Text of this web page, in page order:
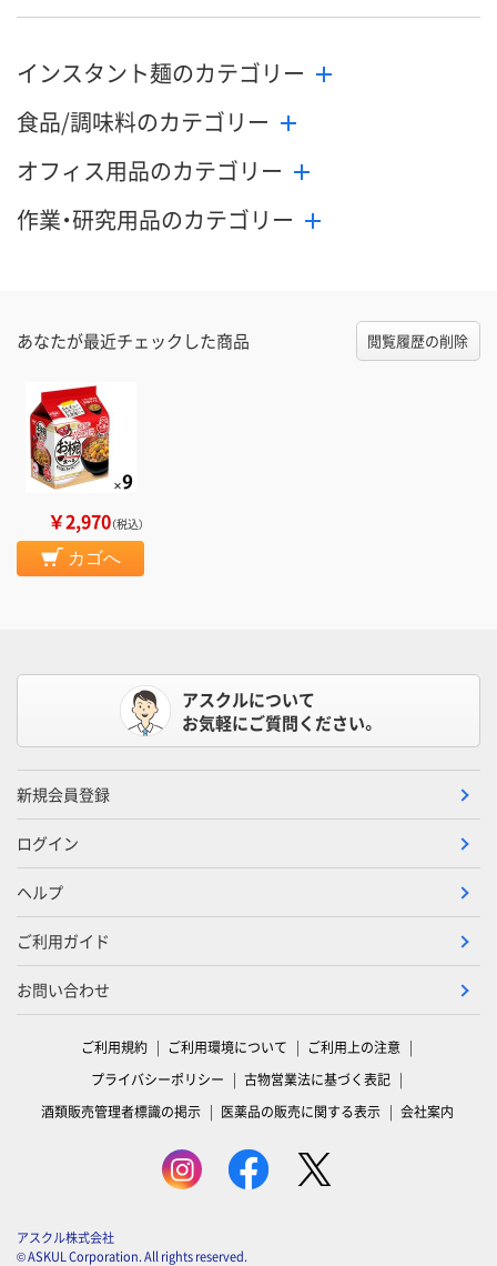
インスタント麺のカテゴリー
食品/調味料のカテゴリー
オフィス用品のカテゴリー
作業・研究用品のカテゴリー
あなたが最近チェックした商品 閲覧履歴の削除
￥2,970（税込）
カゴへ
アスクルについて
お気軽にご質問ください。
新規会員登録
ログイン
ヘルプ
ご利用ガイド
お問い合わせ
ご利用規約 ご利用環境について
ご利用上の注意
プライバシーポリシー
古物営業法に基づく表記
酒類販売管理者標識の掲示
医薬品の販売に関する表示 会社案内
アスクル株式会社
© ASKUL Corporation. All rights reserved.